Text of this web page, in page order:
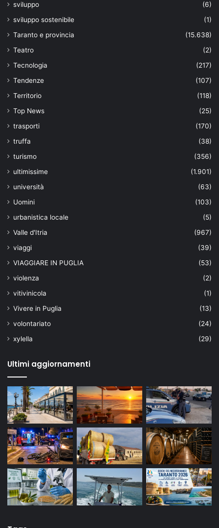
sviluppo
(6)
sviluppo sostenibile
(1)
Taranto e provincia
(15.638)
Teatro
(2)
Tecnologia
(217)
Tendenze
(107)
Territorio
(118)
Top News
(25)
trasporti
(170)
truffa
(38)
turismo
(356)
ultimissime
(1.901)
università
(63)
Uomini
(103)
urbanistica locale
(5)
Valle d'Itria
(967)
viaggi
(39)
VIAGGIARE IN PUGLIA
(53)
violenza
(2)
vitivinicola
(1)
Vivere in Puglia
(13)
volontariato
(24)
xylella
(29)
Ultimi aggiornamenti